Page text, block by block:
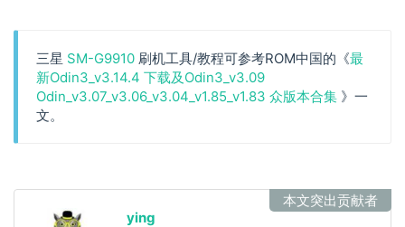
三星 SM-G9910 刷机工具/教程可参考ROM中国的《最
新Odin3_v3.14.4 下载及Odin3_v3.09
Odin_v3.07_v3.06_v3.04_v1.85_v1.83 众版本合集 》一
文。
本文突出贡献者
ying